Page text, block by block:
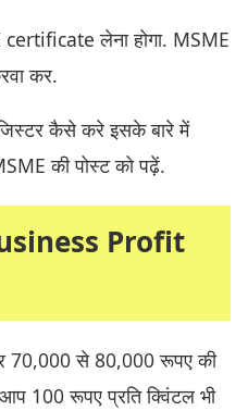
लेना होगा. MSME
कर.
कैसे करे इसके बारे में
की पोस्ट को पढ़ें.
Profit
70,000 से 80,000 रूपए की
100 रूपए प्रति क्विंटल भी